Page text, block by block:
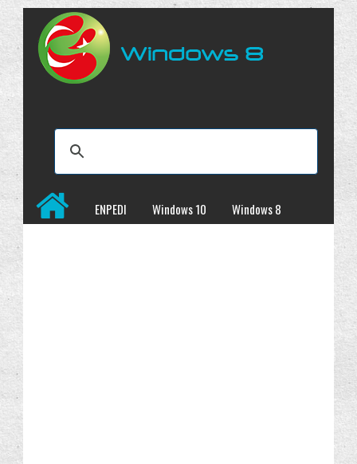
ENPEDI Windows 10
Windows 8